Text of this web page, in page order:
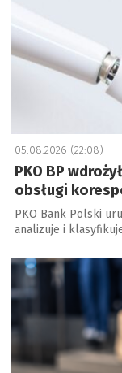
05.08.2026 (22:08)
PKO BP
obsługi
PKO Bank Polski
analizuje i
a